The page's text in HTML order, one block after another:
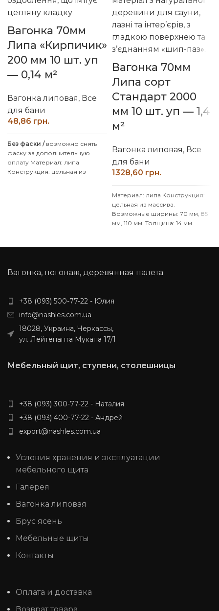
Вагонка 70мм
Липа «Кирпичик»
200 мм 10 шт. уп
— 0,14 м²
Вагонка липовая, Все
для бани
грн.
Без фаски /возможно снять
фаску за дополнительную
оплату Материал: липа
Конструкция: цельная из
Meest Express)
Вагонка 70мм
Липа сорт
Стандарт 2000
мм 10 шт. уп — 1,4
м²
Вагонка липовая, Все
для бани
грн.
Материал: липа Конструкция:
цельная из массива.
Возможные ширины: 70 мм, 85
мм, 110 мм. Толщина: 14 мм
перевозчика. (НП, SAT, Delivery,
Вагонка, погонаж, деревянная палета
+38 (093) 500-77-22 - Юлия
info@nashles.com.ua
18028, Украина, Черкассы,
ул. Лейтенанта Мукана 17/1
Мебельный щит, ступени, столешницы
+38 (093) 300-77-22 - Наталия
+38 (093) 400-77-22 - Андрей
export@nashles.com.ua
Условия хранения и эксплуатации
мебельного щита
Галерея
Вагонка липовая
Брус ясень
Мебельные щиты
Контакты
Оплата и доставка